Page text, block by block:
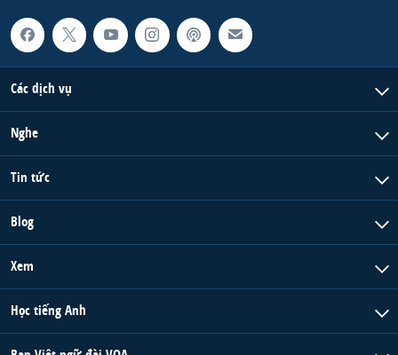
Các dịch vụ
Nghe
Tin tức
Blog
Xem
Học tiếng Anh